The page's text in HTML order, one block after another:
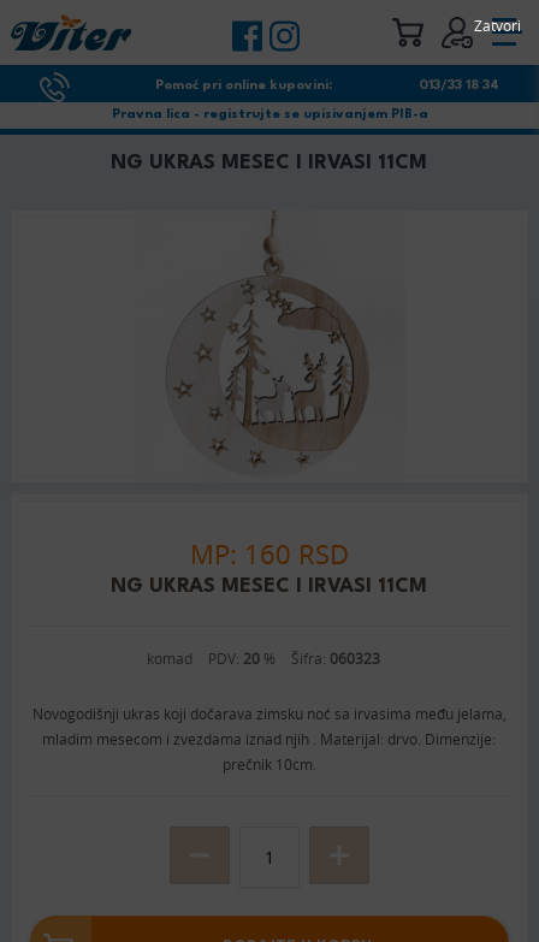
Pomoć pri online kupovini: 013/33 18 34
Pravna lica - registrujte se upisivanjem PIB-a
NG UKRAS MESEC I IRVASI 11CM
MP: 160 RSD
NG UKRAS MESEC I IRVASI 11CM
komad PDV: 20% Šifra: 060323
Novogodišnji ukras koji dočarava zimsku noć sa irvasima među jelama,
mladim mesecom i zvezdama iznad njih . Materijal: drvo. Dimenzije:
prečnik 10cm.
Zatvori